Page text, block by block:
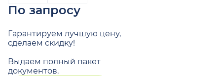
По запросу
Гарантируем лучшую цену,
сделаем скидку!
Выдаем полный пакет
документов.